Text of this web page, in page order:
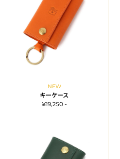
NEW
キーケース
¥19,250 -